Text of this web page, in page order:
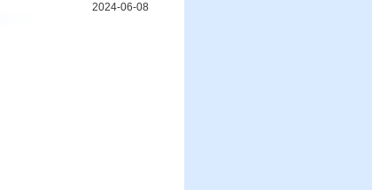
2024-06-08